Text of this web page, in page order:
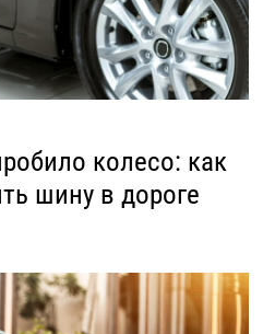
колесо: как
шину в дороге